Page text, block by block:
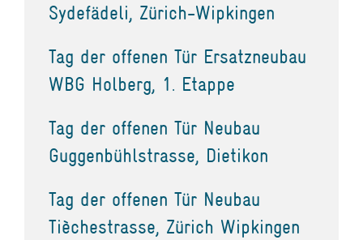
Sydefädeli, Zürich-Wipkingen
Tag der offenen Tür Ersatzneubau
WBG Holberg, 1. Etappe
Tag der offenen Tür Neubau
Guggenbühlstrasse, Dietikon
Tag der offenen Tür Neubau
Tièchestrasse, Zürich Wipkingen